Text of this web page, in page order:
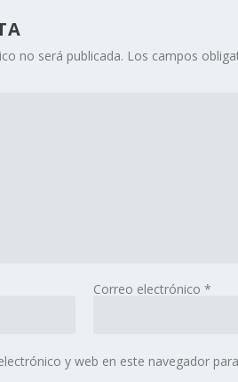
no será publicada. Los campos
Correo electrónico *
y web en este navegador